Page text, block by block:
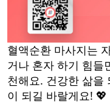
혈액순환 마사지는
거나 혼자 하기 힘들
천해요. 건강한 삶을
이 되길 바랄게요! 💖